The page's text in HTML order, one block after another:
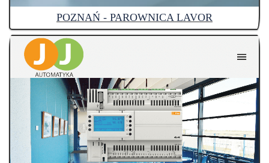
POZNAŃ - PAROWNICA LAVOR